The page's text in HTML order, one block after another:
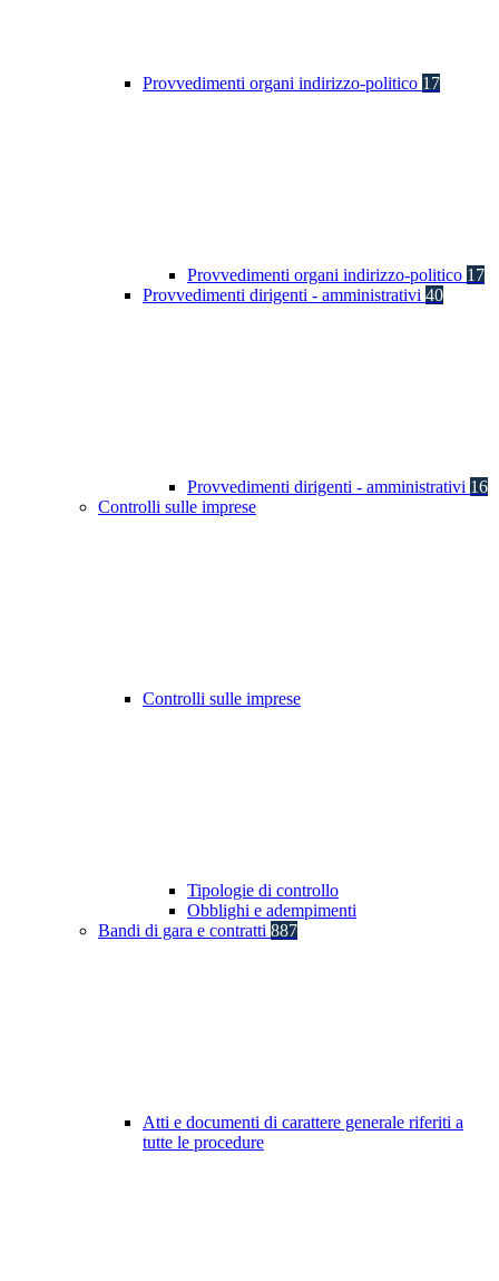
Provvedimenti organi indirizzo-politico 17
Provvedimenti organi indirizzo-politico 17
Provvedimenti dirigenti - amministrativi 40
Provvedimenti dirigenti - amministrativi 16
Controlli sulle imprese
Controlli sulle imprese
Tipologie di controllo
Obblighi e adempimenti
Bandi di gara e contratti 887
Atti e documenti di carattere generale riferiti a
tutte le procedure